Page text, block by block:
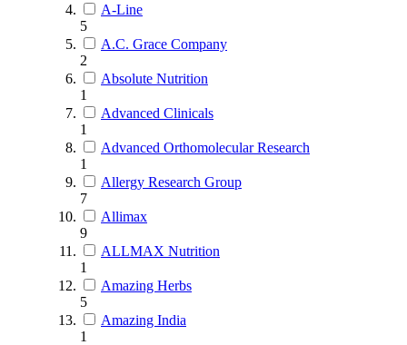
A-Line
5
A.C. Grace Company
2
Absolute Nutrition
1
Advanced Clinicals
1
Advanced Orthomolecular Research
1
Allergy Research Group
7
Allimax
9
ALLMAX Nutrition
1
Amazing Herbs
5
Amazing India
1